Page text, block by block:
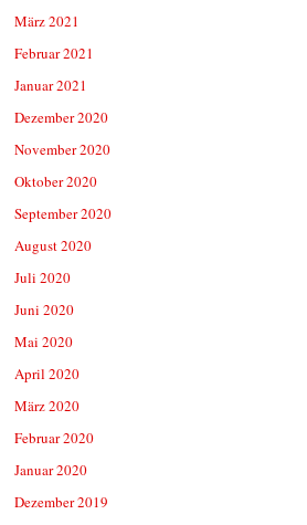
März 2021
Februar 2021
Januar 2021
Dezember 2020
November 2020
Oktober 2020
September 2020
August 2020
Juli 2020
Juni 2020
Mai 2020
April 2020
März 2020
Februar 2020
Januar 2020
Dezember 2019